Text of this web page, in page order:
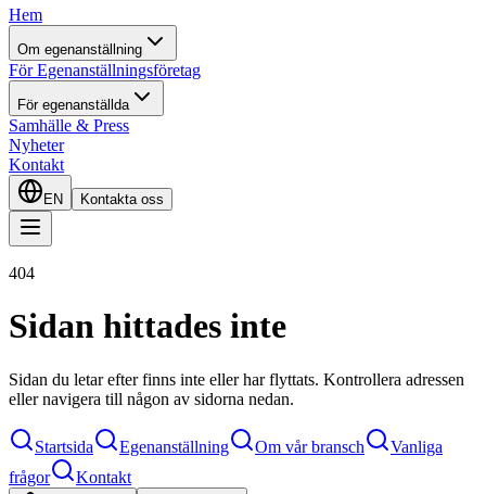
Hem
Om egenanställning
För Egenanställningsföretag
För egenanställda
Samhälle & Press
Nyheter
Kontakt
EN Kontakta oss
404
Sidan hittades inte
Sidan du letar efter finns inte eller har flyttats. Kontrollera adressen
eller navigera till någon av sidorna nedan.
Startsida Egenanställning Om vår bransch
Vanliga
frågor
Kontakt